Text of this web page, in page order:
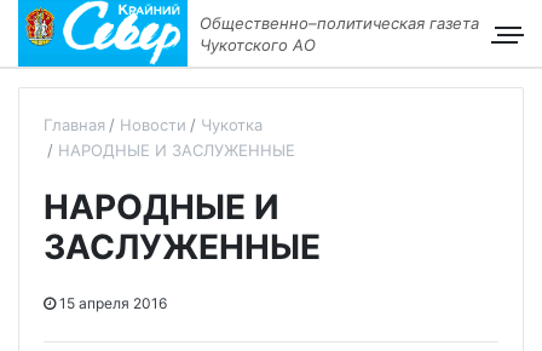
Общественно–политическая газета
Чукотского АО
Главная Новости
Чукотка
НАРОДНЫЕ И ЗАСЛУЖЕННЫЕ
НАРОДНЫЕ И
ЗАСЛУЖЕННЫЕ
15 апреля 2016